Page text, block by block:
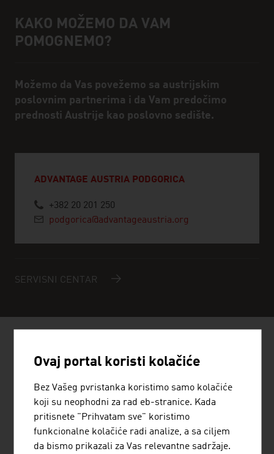
Pomoć i kontakt osoba
KAKO MOŽEMO DA VAM
POMOGNEMO?
Možemo da Vas povežemo sa austrijskim
poslovnim partnerima i da Vam predočimo
prednosti Austrije kao poslovno sedište.
ADVANTAGE AUSTRIA PODGORICA
+382 20 201 250
podgorica@advantageaustria.org
SERVISNI CENTAR
AUSTRIJSKA PREDUZEĆA - MUZIKA
/ FILMA / ZABAVA
STANDORTAGENTUR TIROL GMBH
Ovaj portal koristi kolačiće
Bez Vašeg pvristanka koristimo samo kolačiće
koji su neophodni za rad eb-stranice. Kada
pritisnete "Prihvatam sve" koristimo
funkcionalne kolačiće radi analize, a sa ciljem
da bismo prikazali za Vas relevantne sadržaje.